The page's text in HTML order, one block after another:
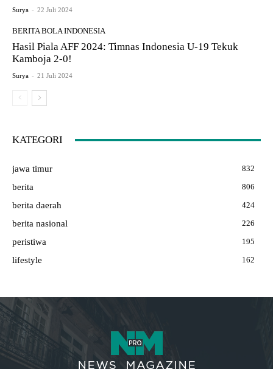
Surya - 22 Juli 2024
BERITA BOLA INDONESIA
Hasil Piala AFF 2024: Timnas Indonesia U-19 Tekuk
Kamboja 2-0!
Surya - 21 Juli 2024
KATEGORI
jawa timur 832
berita 806
berita daerah 424
berita nasional 226
peristiwa 195
lifestyle 162